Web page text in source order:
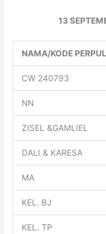
13
NAMA/KODE
CW 240793
NN
ZISEL &GAMLIEL
DALI & KARESA
MA
KEL. BJ
KEL. TP